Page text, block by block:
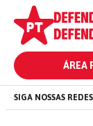
ÁREA
SIGA NOSSAS REDES